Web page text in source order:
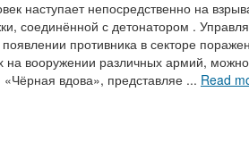
наступает непосредственно на
соединённой с детонатором .
противника в секторе
на вооружении различных армий, можно
вдова», представляе ... Read